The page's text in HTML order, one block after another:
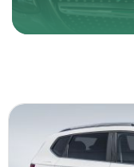
d’occasion a prix
inventaire afin de
Décrivez
URL de la page